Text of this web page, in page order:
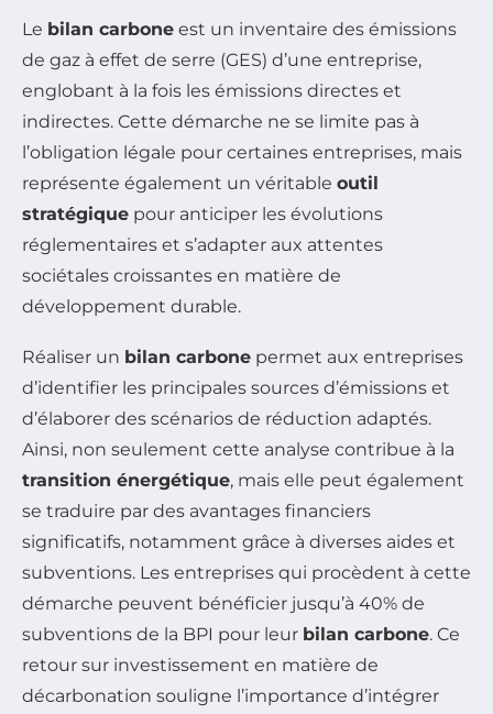
Le bilan carbone est un inventaire des émissions
de gaz à effet de serre (GES) d’une entreprise,
englobant à la fois les émissions directes et
indirectes. Cette démarche ne se limite pas à
l’obligation légale pour certaines entreprises, mais
représente également un véritable outil
stratégique pour anticiper les évolutions
réglementaires et s’adapter aux attentes
sociétales croissantes en matière de
développement durable.
Réaliser un bilan carbone permet aux entreprises
d’identifier les principales sources d’émissions et
d’élaborer des scénarios de réduction adaptés.
Ainsi, non seulement cette analyse contribue à la
transition énergétique, mais elle peut également
se traduire par des avantages financiers
significatifs, notamment grâce à diverses aides et
subventions. Les entreprises qui procèdent à cette
démarche peuvent bénéficier jusqu’à 40% de
subventions de la BPI pour leur bilan carbone. Ce
retour sur investissement en matière de
décarbonation souligne l’importance d’intégrer